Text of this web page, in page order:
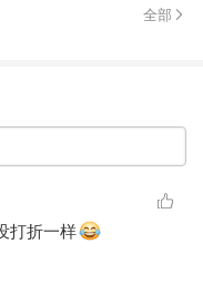
全部
打折一样